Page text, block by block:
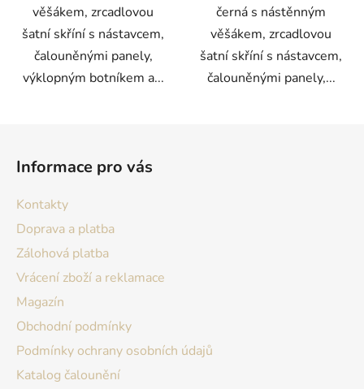
věšákem, zrcadlovou
šatní skříní s nástavcem,
čalouněnými panely,
výklopným botníkem a...
černá s nástěnným
věšákem, zrcadlovou
šatní skříní s nástavcem,
čalouněnými panely,...
Informace pro vás
Kontakty
Doprava a platba
Zálohová platba
Vrácení zboží a reklamace
Magazín
Obchodní podmínky
Podmínky ochrany osobních údajů
Katalog čalounění